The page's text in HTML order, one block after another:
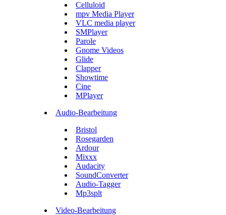
Celluloid
mpv Media Player
VLC media player
SMPlayer
Parole
Gnome Videos
Glide
Clapper
Showtime
Cine
MPlayer
Audio-Bearbeitung
Bristol
Rosegarden
Ardour
Mixxx
Audacity
SoundConverter
Audio-Tagger
Mp3splt
Video-Bearbeitung